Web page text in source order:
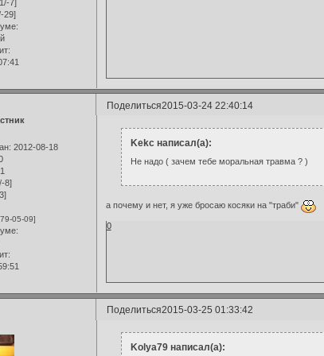
7]
29]
Поделиться2015-03-24 22:40:14
: 2012-08-18
8]
05-09]
Kekc написал(а):
Не надо ( зачем тебе моральная травма ? )
а почему и нет, я уже бросаю косяки на "траби"
0
Поделиться2015-03-25 01:33:42
Kolya79 написал(а):